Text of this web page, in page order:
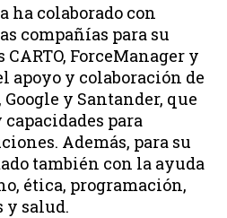
ha colaborado con
compañías para su
ForceManager y
apoyo y colaboración de
y Santander, que
para
Además, para su
también con la ayuda
ética, programación,
y salud.